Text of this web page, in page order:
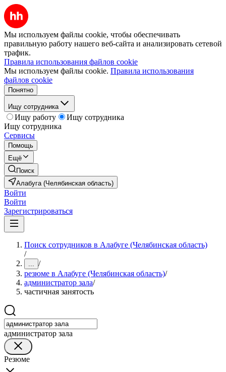
Мы используем файлы cookie, чтобы обеспечивать
правильную работу нашего веб-сайта и анализировать сетевой
трафик.
Правила использования файлов cookie
Мы используем файлы cookie. Правила использования
файлов cookie
Понятно
Ищу сотрудника
Ищу работу
Ищу сотрудника
Ищу сотрудника
Сервисы
Помощь
Ещё
Поиск
Алабуга (Челябинская область)
Войти
Войти
Зарегистрироваться
Поиск сотрудников в Алабуге (Челябинская область)
/
... /
резюме в Алабуге (Челябинская область)/
администратор зала/
частичная занятость
администратор зала
Резюме